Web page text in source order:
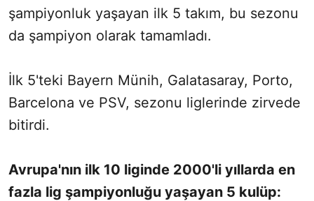
şampiyonluk yaşayan ilk 5 takım, bu sezonu
da şampiyon olarak tamamladı.
İlk 5'teki Bayern Münih, Galatasaray, Porto,
Barcelona ve PSV, sezonu liglerinde zirvede
bitirdi.
Avrupa'nın ilk 10 liginde 2000'li yıllarda en
fazla lig şampiyonluğu yaşayan 5 kulüp: